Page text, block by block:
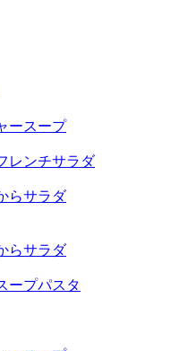
ースープ
レンチサラダ
らサラダ
らサラダ
ープパスタ